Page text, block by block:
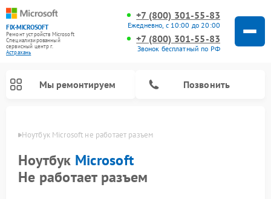
FIX-MICROSOFT
Ремонт устройств Microsoft
Специализированный
cервисный центр г.
Астрахань
+7 (800) 301-55-83
Ежедневно, с 10:00 до 20:00
+7 (800) 301-55-83
Звонок бесплатный по РФ
Мы ремонтируем Позвонить
Ноутбук Microsoft не работает разъем
Ноутбук Microsoft
Не работает разъем